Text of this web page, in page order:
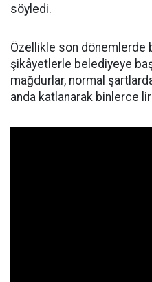
söyledi.
Özellikle son dönemlerde
şikâyetlerle belediyeye
mağdurlar, normal
anda katlanarak binlerce